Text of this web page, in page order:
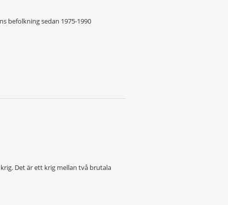
befolkning sedan 1975-1990
Det är ett krig mellan två brutala